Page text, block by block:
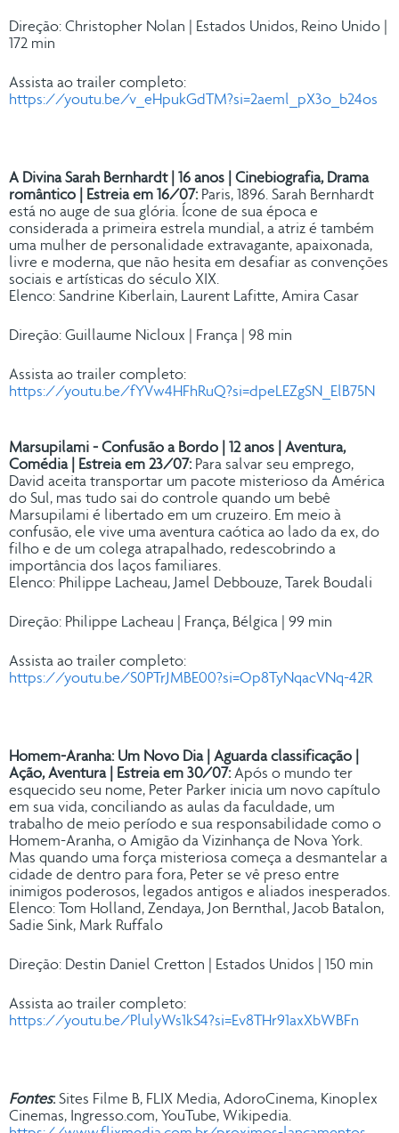
Direção: Christopher Nolan | Estados Unidos, Reino Unido |
172 min
Assista ao trailer completo:
https://youtu.be/v_eHpukGdTM?si=2aeml_pX3o_b24os
A Divina Sarah Bernhardt | 16 anos
| Cinebiografia, Drama
romântico | Estreia em 16/07: Paris, 1896. Sarah Bernhardt
está no auge de sua glória. Ícone de sua época e
considerada a primeira estrela mundial, a atriz é também
uma mulher de personalidade extravagante, apaixonada,
livre e moderna, que não hesita em desafiar as convenções
sociais e artísticas do século XIX.
Elenco: Sandrine Kiberlain, Laurent Lafitte, Amira Casar
Direção: Guillaume Nicloux | França | 98 min
Assista ao trailer completo:
https://youtu.be/fYVw4HFhRuQ?si=dpeLEZgSN_ElB75N
Marsupilami - Confusão a Bordo | 12 anos | Aventura,
Comédia | Estreia em 23/07: Para salvar seu emprego,
David aceita transportar um pacote misterioso da América
do Sul, mas tudo sai do controle quando um bebê
Marsupilami é libertado em um cruzeiro. Em meio à
confusão, ele vive uma aventura caótica ao lado da ex, do
filho e de um colega atrapalhado, redescobrindo a
importância dos laços familiares.
Elenco: Philippe Lacheau, Jamel Debbouze, Tarek Boudali
Direção: Philippe Lacheau | França, Bélgica | 99 min
Assista ao trailer completo:
https://youtu.be/S0PTrJMBE00?si=Op8TyNqacVNq-42R
Homem-Aranha: Um Novo Dia | Aguarda classificação |
Ação, Aventura | Estreia em 30/07: Após o mundo ter
esquecido seu nome, Peter Parker inicia um novo capítulo
em sua vida, conciliando as aulas da faculdade, um
trabalho de meio período e sua responsabilidade como o
Homem-Aranha, o Amigão da Vizinhança de Nova York.
Mas quando uma força misteriosa começa a desmantelar a
cidade de dentro para fora, Peter se vê preso entre
inimigos poderosos, legados antigos e aliados inesperados.
Elenco: Tom Holland, Zendaya, Jon Bernthal, Jacob Batalon,
Sadie Sink, Mark Ruffalo
Direção: Destin Daniel Cretton | Estados Unidos | 150 min
Assista ao trailer completo:
https://youtu.be/PlulyWs1kS4?si=Ev8THr91axXbWBFn
Fontes: Sites Filme B, FLIX Media, AdoroCinema, Kinoplex
Cinemas, Ingresso.com, YouTube, Wikipedia.